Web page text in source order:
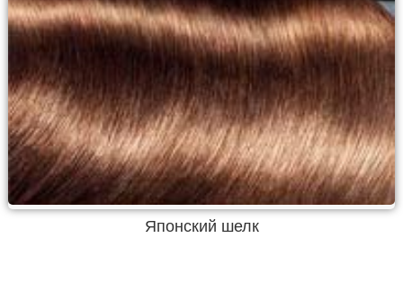
Японский шелк